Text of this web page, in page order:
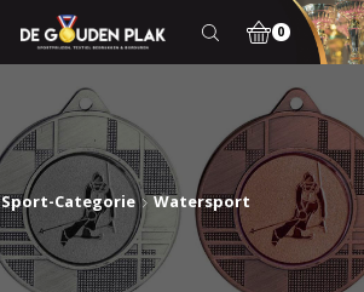
0
Sport-Categorie Watersport